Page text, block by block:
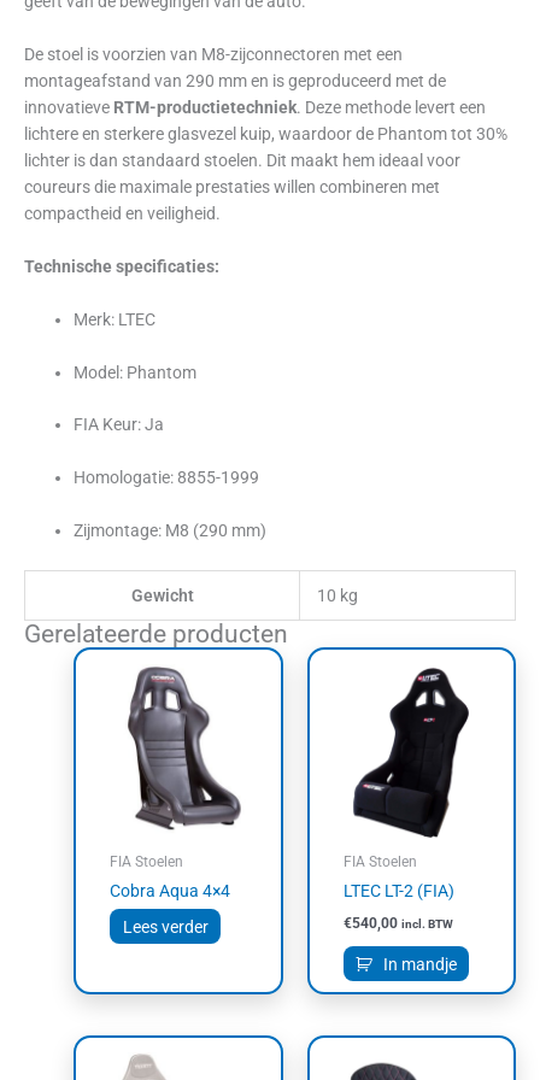
De stoel is voorzien van M8-zijconnectoren met een
montageafstand van 290 mm en is geproduceerd met de
innovatieve RTM-productietechniek. Deze methode levert een
lichtere en sterkere glasvezel kuip, waardoor de Phantom tot 30%
lichter is dan standaard stoelen. Dit maakt hem ideaal voor
coureurs die maximale prestaties willen combineren met
compactheid en veiligheid.
Technische specificaties:
Merk: LTEC
Model: Phantom
FIA Keur: Ja
Homologatie: 8855-1999
Zijmontage: M8 (290 mm)
Gewicht 10 kg
Gerelateerde producten
FIA Stoelen
Cobra Aqua 4×4
Lees verder
FIA Stoelen
LTEC LT-2 (FIA)
€540,00 incl. BTW
In mandje